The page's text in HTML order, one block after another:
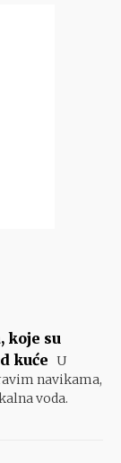
koje su
kuće U
navikama,
voda.